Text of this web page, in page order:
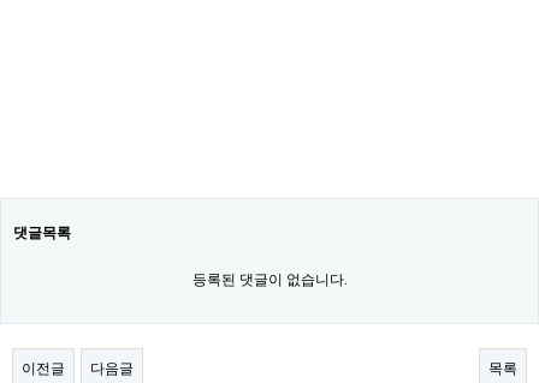
댓글목록
등록된 댓글이 없습니다.
이전글 다음글 목록